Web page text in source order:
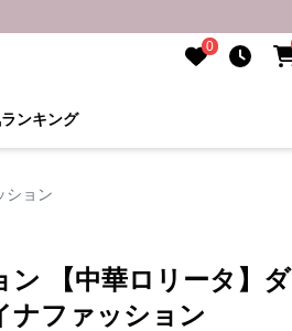
0
ンキング
ション
ン 【中華ロリータ】ダ
ナファッション